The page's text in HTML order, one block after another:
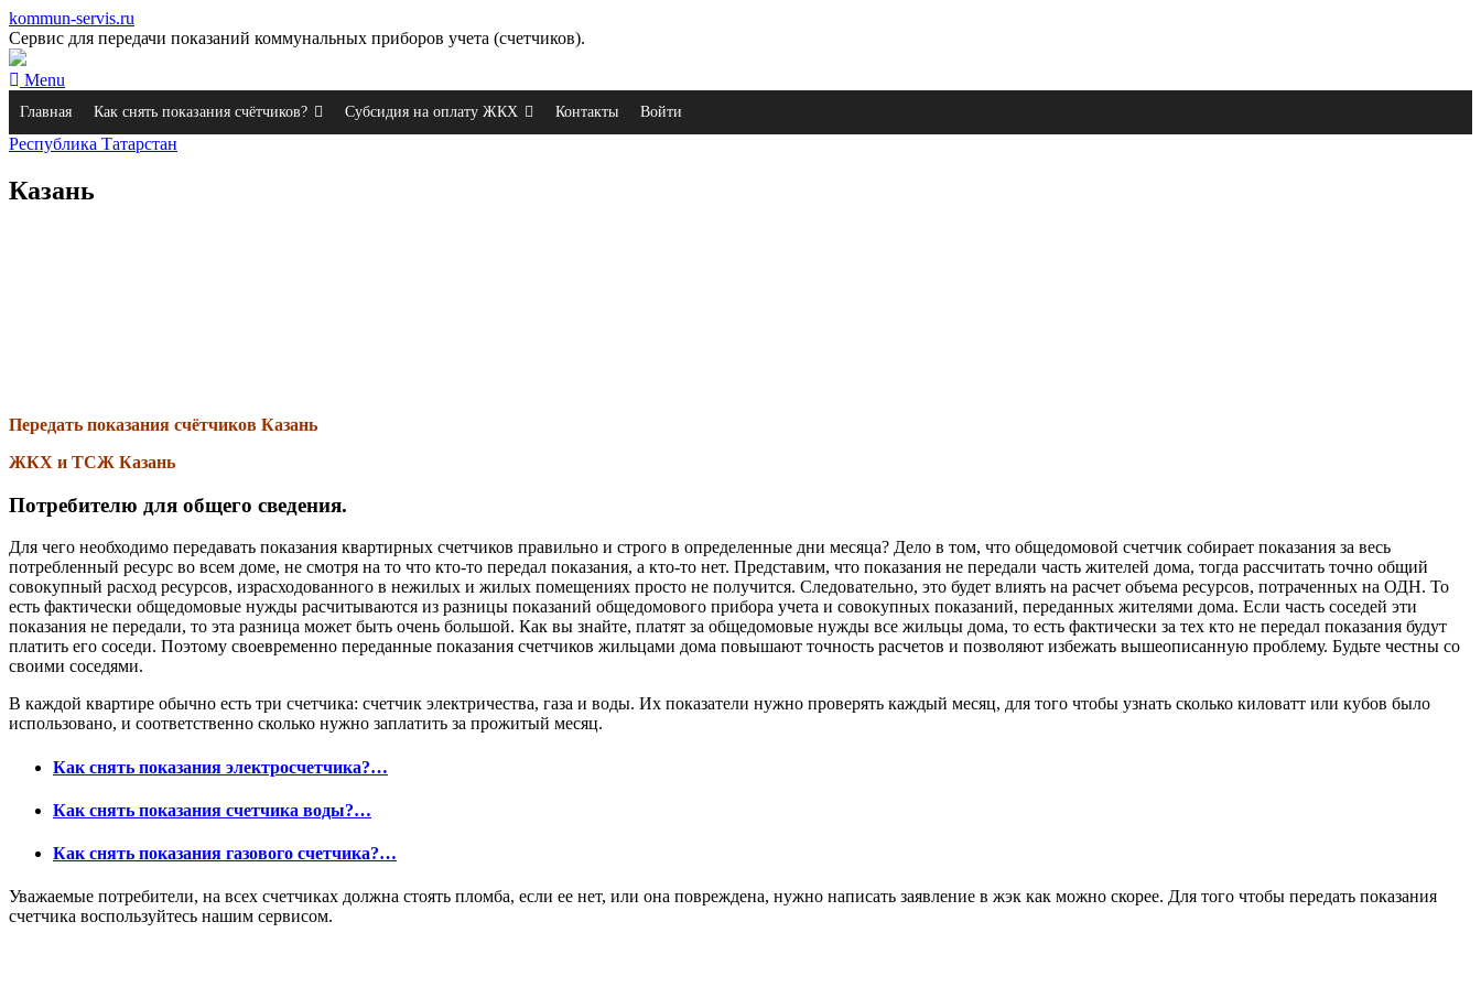
kommun-servis.ru
Сервис для передачи показаний коммунальных приборов учета (счетчиков).
Menu
Главная Как снять показания счётчиков? Субсидия на оплату ЖКХ Контакты Войти
Республика Татарстан
Казань
Передать показания счётчиков Казань
ЖКХ и ТСЖ Казань
Потребителю для общего сведения.
Для чего необходимо передавать показания квартирных счетчиков правильно и строго в определенные дни месяца? Дело в том, что общедомовой счетчик собирает показания за весь
потребленный ресурс во всем доме, не смотря на то что кто-то передал показания, а кто-то нет. Представим, что показания не передали часть жителей дома, тогда рассчитать точно общий
совокупный расход ресурсов, израсходованного в нежилых и жилых помещениях просто не получится. Следовательно, это будет влиять на расчет объема ресурсов, потраченных на ОДН. То
есть фактически общедомовые нужды расчитываются из разницы показаний общедомового прибора учета и совокупных показаний, переданных жителями дома. Если часть соседей эти
показания не передали, то эта разница может быть очень большой. Как вы знайте, платят за общедомовые нужды все жильцы дома, то есть фактически за тех кто не передал показания будут
платить его соседи. Поэтому своевременно переданные показания счетчиков жильцами дома повышают точность расчетов и позволяют избежать вышеописанную проблему. Будьте честны со
своими соседями.
В каждой квартире обычно есть три счетчика: счетчик электричества, газа и воды. Их показатели нужно проверять каждый месяц, для того чтобы узнать сколько киловатт или кубов было
использовано, и соответственно сколько нужно заплатить за прожитый месяц.
Как снять показания электросчетчика?…
Как снять показания счетчика воды?…
Как снять показания газового счетчика?…
Уважаемые потребители, на всех счетчиках должна стоять пломба, если ее нет, или она повреждена, нужно написать заявление в жэк как можно скорее. Для того чтобы передать показания
счетчика воспользуйтесь нашим сервисом.